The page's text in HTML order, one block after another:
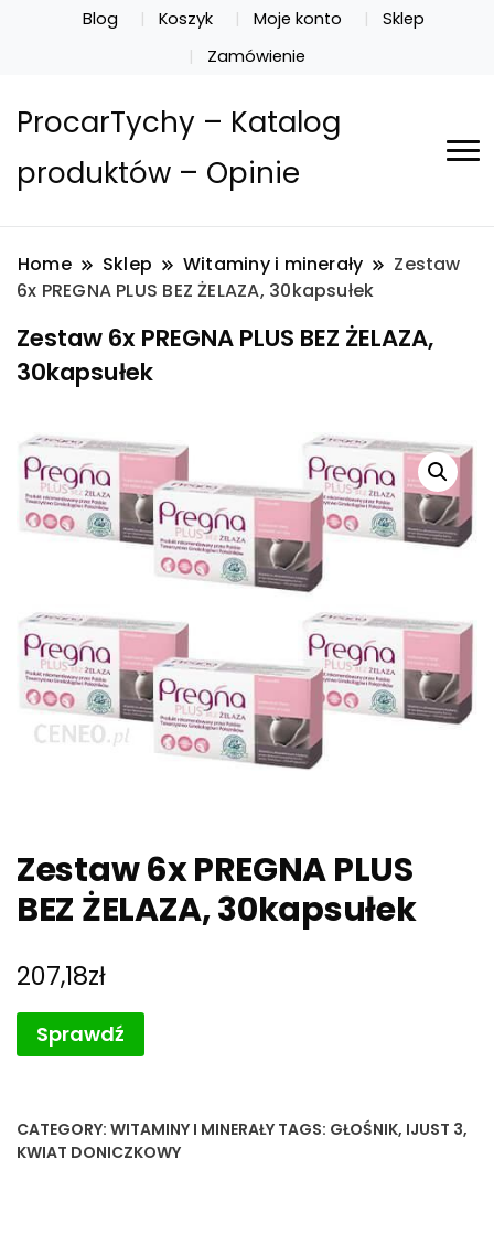
Blog Koszyk Moje konto
Sklep
Zamówienie
ProcarTychy – Katalog
produktów – Opinie
Home Sklep Witaminy i minerały
Zestaw
6x PREGNA PLUS BEZ ŻELAZA, 30kapsułek
Zestaw 6x PREGNA PLUS BEZ ŻELAZA,
30kapsułek
Zestaw 6x PREGNA PLUS
BEZ ŻELAZA, 30kapsułek
207,18zł
Sprawdź
CATEGORY: WITAMINY I MINERAŁY TAGS: GŁOŚNIK, IJUST 3,
KWIAT DONICZKOWY